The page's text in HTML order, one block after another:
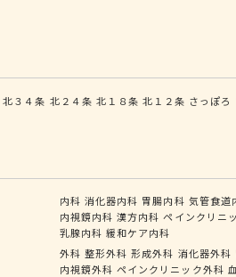
北３４条 北２４条 北１８条 北１２条 さっぽろ
内科 消化器内科 胃腸内科 気管食道
内視鏡内科 漢方内科 ペインクリニ
乳腺内科 緩和ケア内科
外科 整形外科 形成外科 消化器外科
内視鏡外科 ペインクリニック外科